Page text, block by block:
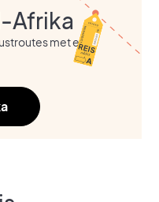
Afrika
met een